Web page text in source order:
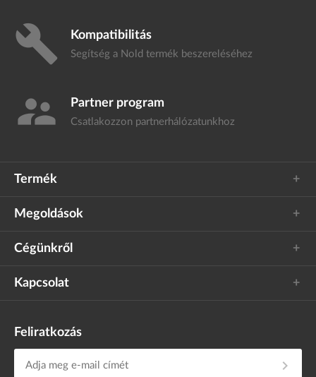
build Kompatibilitás
Segítség a Nold termék beszereléséhez
supervisor_account Partner program
Csatlakozzon partnerhálózatunkhoz
Termék
Megoldások
Cégünkről
Kapcsolat
Feliratkozás
chevron_right